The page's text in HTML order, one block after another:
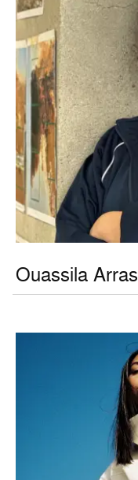
Ouassila Arras